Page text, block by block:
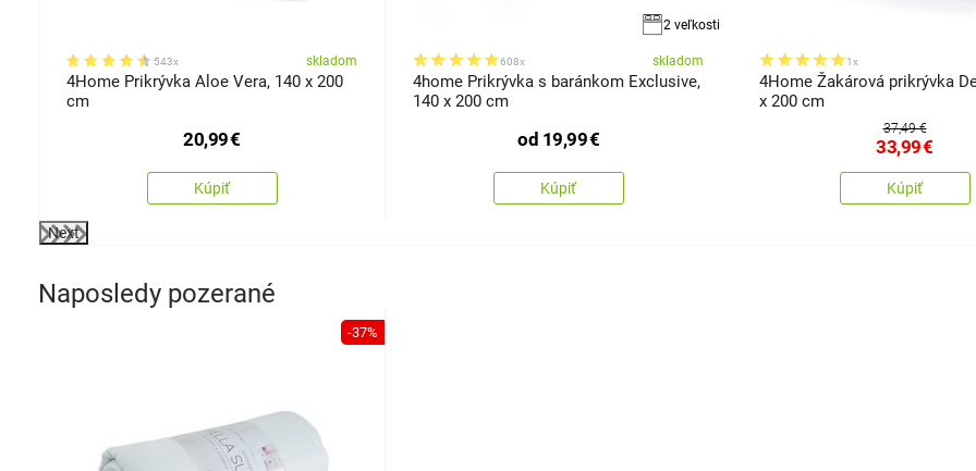
543x skladom
4Home Prikrývka Aloe Vera, 140 x 200
cm
20,99€
Kúpiť
2 veľkosti
608x skladom
4home Prikrývka s baránkom Exclusive,
140 x 200 cm
od 19,99€
Kúpiť
1x
4Home Žakárová prikrývka
x 200 cm
37,49 €
33,99€
Kúpiť
Next
Naposledy pozerané
-37%